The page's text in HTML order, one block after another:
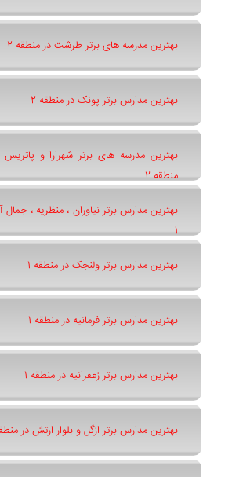
بهترین مدرسه های برتر طرشت در منطقه 2
بهترین مدارس برتر پونک در منطقه 2
بهترین مدرسه های برتر شهرارا و پاتريس
منطقه 2
بهترین مدارس برتر نیاوران ، منظریه ، جمال
1
بهترین مدارس برتر ولنجک در منطقه 1
بهترین مدارس برتر فرمانیه در منطقه 1
بهترین مدارس برتر زعفرانیه در منطقه 1
بهترین مدارس برتر ازگل و بلوار ارتش در